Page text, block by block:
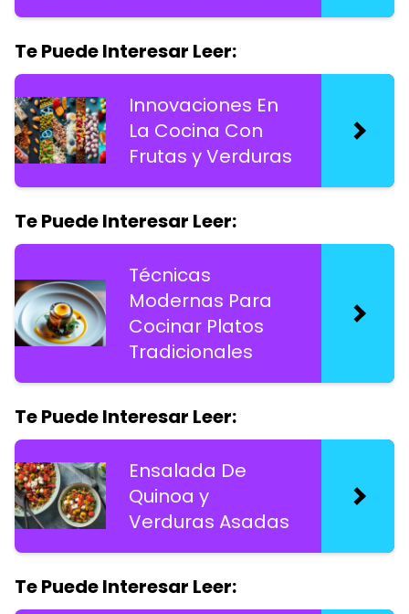
Te Puede Interesar Leer:
Innovaciones En
La Cocina Con
Frutas y Verduras
Te Puede Interesar Leer:
Técnicas
Modernas Para
Cocinar Platos
Tradicionales
Te Puede Interesar Leer:
Ensalada De
Quinoa y
Verduras Asadas
Te Puede Interesar Leer: